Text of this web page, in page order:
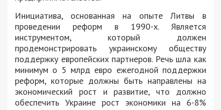
Инициатива, основанная на опыте Литвы в
проведении реформ в 1990-х. Является
инструментом, который должен
продемонстрировать украинскому обществу
поддержку европейских партнеров. Речь шла как
минимум о 5 млрд евро ежегодной поддержки
реформ, которые должны быть направлены на
экономический рост и развитие, что должно
обеспечить Украине рост экономики на 6-8%